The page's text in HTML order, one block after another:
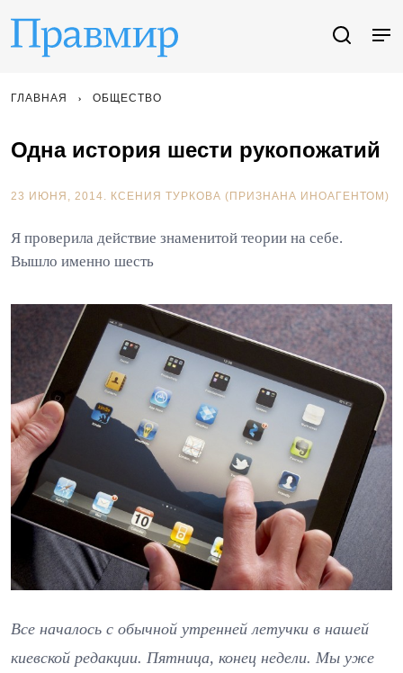
ГЛАВНАЯ ОБЩЕСТВО
Одна история шести рукопожатий
23 ИЮНЯ, 2014. КСЕНИЯ ТУРКОВА (ПРИЗНАНА ИНОАГЕНТОМ)
Я проверила действие знаменитой теории на себе.
Вышло именно шесть
Все началось с обычной утренней летучки в нашей
киевской редакции. Пятница, конец недели. Мы уже